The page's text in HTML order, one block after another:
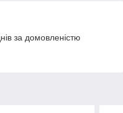
за домовленістю